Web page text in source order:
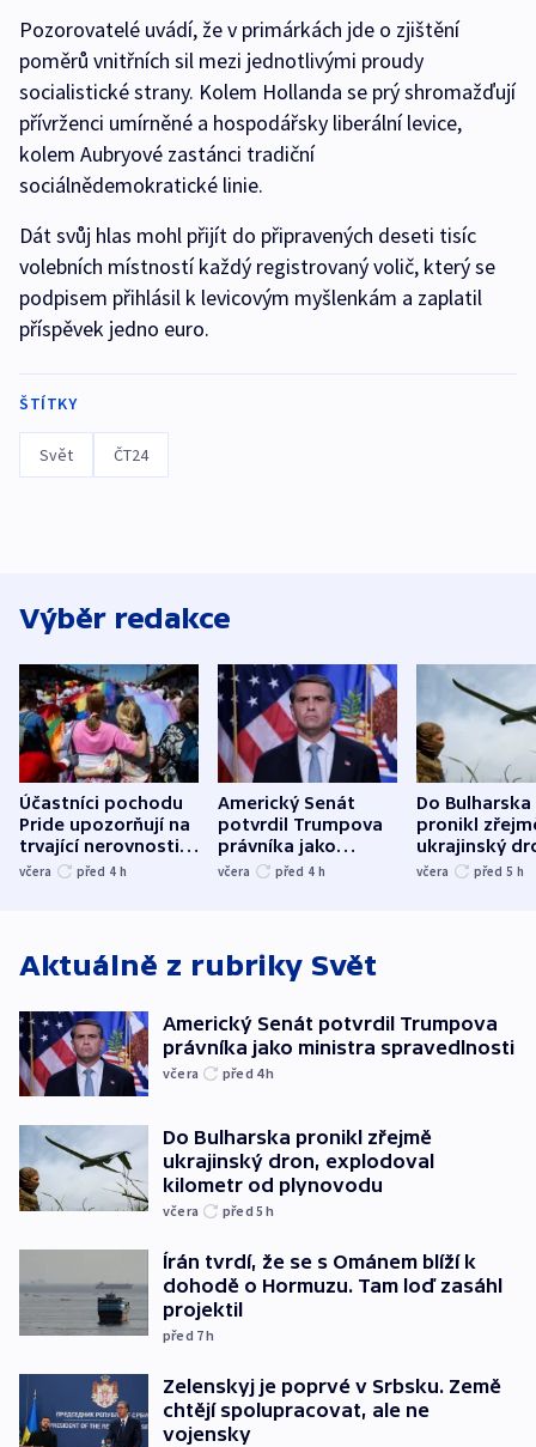
Pozorovatelé uvádí, že v primárkách jde o zjištění
poměrů vnitřních sil mezi jednotlivými proudy
socialistické strany. Kolem Hollanda se prý shromažďují
přívrženci umírněné a hospodářsky liberální levice,
kolem Aubryové zastánci tradiční
sociálnědemokratické linie.
Dát svůj hlas mohl přijít do připravených deseti tisíc
volebních místností každý registrovaný volič, který se
podpisem přihlásil k levicovým myšlenkám a zaplatil
příspěvek jedno euro.
ŠTÍTKY
Svět ČT24
Výběr redakce
Účastníci pochodu
Pride upozorňují na
trvající nerovnosti i
společenskou
včera před 4 h
Americký Senát
potvrdil Trumpova
právníka jako
ministra
včera před 4 h
Do Bulharska
pronikl
ukrajinský
explodoval
včera před 5 h
Aktuálně z rubriky Svět
Americký Senát potvrdil Trumpova
právníka jako ministra spravedlnosti
včera před 4h
Do Bulharska pronikl zřejmě
ukrajinský dron, explodoval
kilometr od plynovodu
včera před 5h
Írán tvrdí, že se s Ománem blíží k
dohodě o Hormuzu. Tam loď zasáhl
projektil
před 7h
Zelenskyj je poprvé v Srbsku. Země
chtějí spolupracovat, ale ne
vojensky